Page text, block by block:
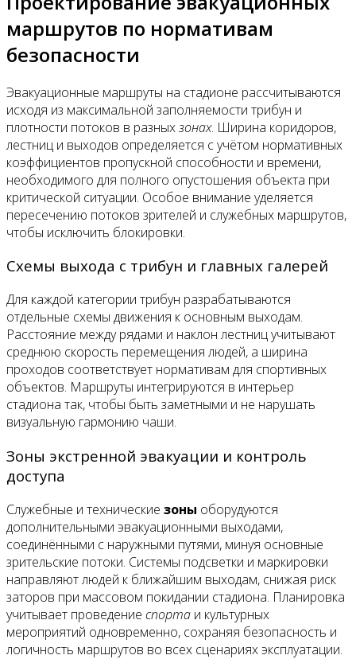
маршрутов по нормативам
безопасности
Эвакуационные маршруты на стадионе рассчитываются
исходя из максимальной заполняемости трибун и
плотности потоков в разныхзонах. Ширина коридоров,
лестниц и выходов определяется с учётом нормативных
коэффициентов пропускной способности и времени,
необходимого для полного опустошения объекта при
критической ситуации. Особое внимание уделяется
пересечению потоков зрителей и служебных маршрутов,
чтобы исключить блокировки.
Схемы выхода с трибун и главных галерей
Для каждой категории трибун разрабатываются
отдельные схемы движения к основным выходам.
Расстояние между рядами и наклон лестниц учитывают
среднюю скорость перемещения людей, а ширина
проходов соответствует нормативам для спортивных
объектов. Маршруты интегрируются в интерьер
стадиона так, чтобы быть заметными и не нарушать
визуальную гармонию чаши.
Зоны экстренной эвакуации и контроль
доступа
Служебные и технические зоны оборудуются
дополнительными эвакуационными выходами,
соединёнными с наружными путями, минуя основные
зрительские потоки. Системы подсветки и маркировки
направляют людей к ближайшим выходам, снижая риск
заторов при массовом покидании стадиона. Планировка
учитывает проведение спорта и культурных
мероприятий одновременно, сохраняя безопасность и
логичность маршрутов во всех сценариях эксплуатации.